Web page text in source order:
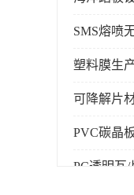
SMS熔喷
塑料膜生
可降解片
PVC碳晶
PC透明瓦